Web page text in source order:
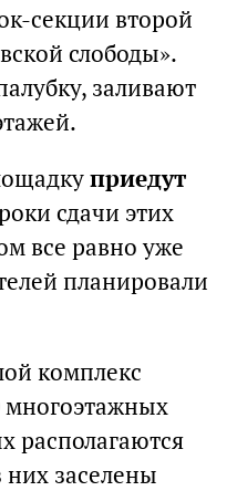
секции второй
слободы».
заливают
приедут
сдачи этих
все равно уже
планировали
комплекс
многоэтажных
располагаются
них заселены